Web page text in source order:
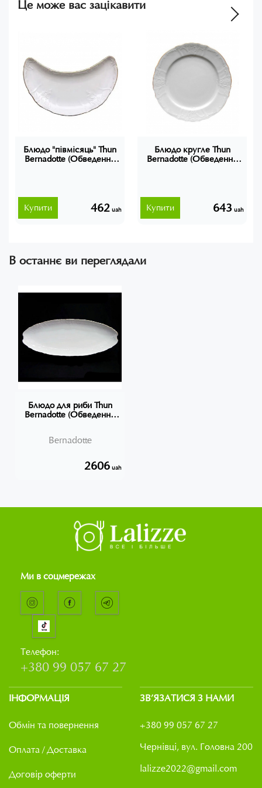
Це може вас зацікавити
Блюдо "півмісяць" Thun
Bernadotte (Обведення
462 uah
Купити
Блюдо кругле Thun
Bernadotte (Обведення
643 uah
Купити
В останнє ви переглядали
Блюдо для риби Thun
Bernadotte (Обведення
фарфор 311011
Bernadotte
2606 uah
Ми в соцмережах
Телефон:
+380 99 057 67 27
ІНФОРМАЦІЯ
Обмін та повернення
Оплата / Доставка
Договір оферти
ЗВ’ЯЗАТИСЯ З НАМИ
+380 99 057 67 27
Чернівці, вул. Головна 200
lalizze2022@gmail.com